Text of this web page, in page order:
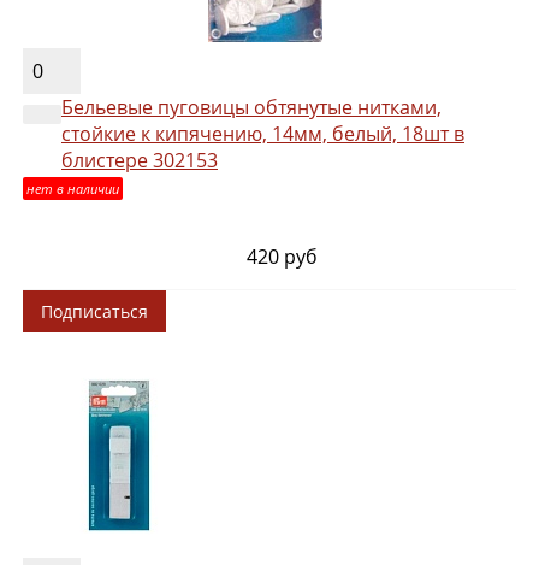
0
Бельевые пуговицы обтянутые нитками,
стойкие к кипячению, 14мм, белый, 18шт в
блистере 302153
нет в наличии
420 руб
Подписаться